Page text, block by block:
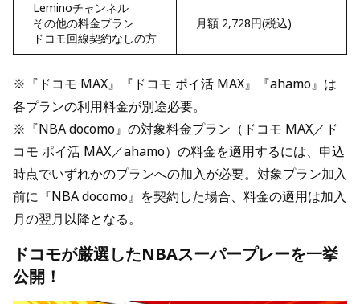
Leminoチャンネル
その他の料金プラン
ドコモ回線契約なしの方
月額 2,728円(税込)
※『ドコモ MAX』『ドコモ ポイ活 MAX』『ahamo』は
各プランの利用料金が別途必要。
※『NBA docomo』の対象料金プラン（ドコモ MAX／ド
コモ ポイ活 MAX／ahamo）の料金を適用するには、申込
時点でいずれかのプランへの加入が必要。対象プラン加入
前に『NBA docomo』を契約した場合、料金の適用は加入
月の翌月以降となる。
ドコモが厳選したNBAスーパープレーを一挙
公開！